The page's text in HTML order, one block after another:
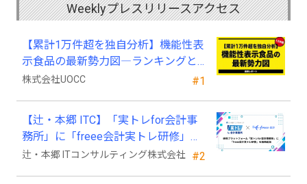
Weeklyプレスリリースアクセス
#1
【累計1万件超を独自分析】機能性表
示食品の最新勢力図―ランキングと
2025年4月以降の変化
株式会社UOCC
#2
【辻・本郷 ITC】「実トレfor会計事
務所」に「freee会計実トレ研修」を
新規追加
辻・本郷 ITコンサルティング株式会社